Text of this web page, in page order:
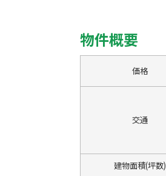
物件概要
価格
交通
建物面積(坪数)